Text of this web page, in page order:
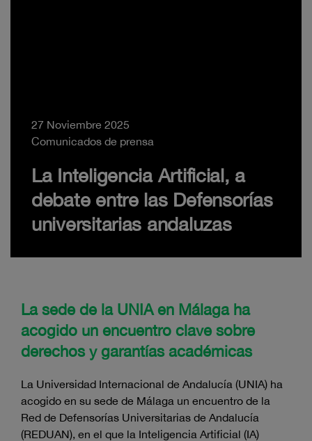
27 Noviembre 2025
Comunicados de prensa
La Inteligencia Artificial, a
debate entre las Defensorías
universitarias andaluzas
La sede de la UNIA en Málaga ha
acogido un encuentro clave sobre
derechos y garantías académicas
La Universidad Internacional de Andalucía (UNIA) ha
acogido en su sede de Málaga un encuentro de la
Red de Defensorías Universitarias de Andalucía
(REDUAN), en el que la Inteligencia Artificial (IA)